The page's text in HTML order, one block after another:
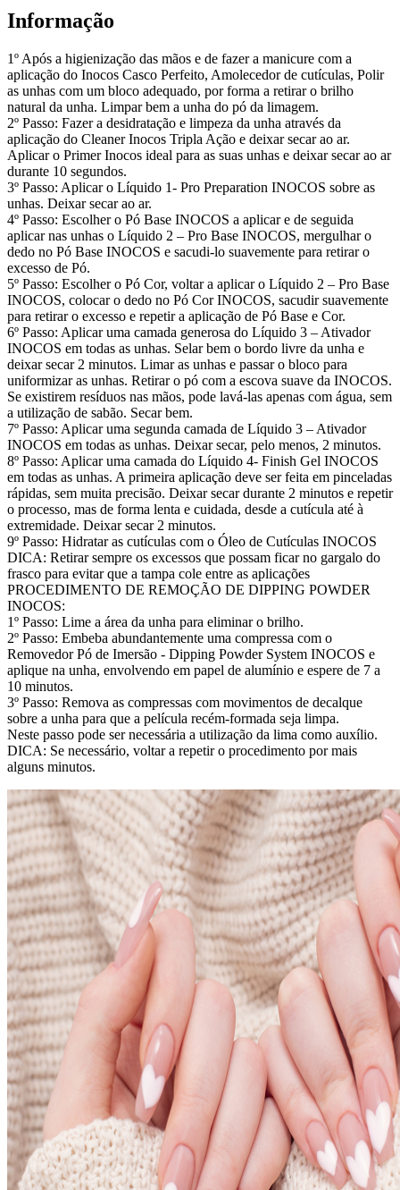
Informação
1º Após a higienização das mãos e de fazer a manicure com a
aplicação do Inocos Casco Perfeito, Amolecedor de cutículas, Polir
as unhas com um bloco adequado, por forma a retirar o brilho
natural da unha. Limpar bem a unha do pó da limagem.
2º Passo: Fazer a desidratação e limpeza da unha através da
aplicação do Cleaner Inocos Tripla Ação e deixar secar ao ar.
Aplicar o Primer Inocos ideal para as suas unhas e deixar secar ao ar
durante 10 segundos.
3º Passo: Aplicar o Líquido 1- Pro Preparation INOCOS sobre as
unhas. Deixar secar ao ar.
4º Passo: Escolher o Pó Base INOCOS a aplicar e de seguida
aplicar nas unhas o Líquido 2 – Pro Base INOCOS, mergulhar o
dedo no Pó Base INOCOS e sacudi-lo suavemente para retirar o
excesso de Pó.
5º Passo: Escolher o Pó Cor, voltar a aplicar o Líquido 2 – Pro Base
INOCOS, colocar o dedo no Pó Cor INOCOS, sacudir suavemente
para retirar o excesso e repetir a aplicação de Pó Base e Cor.
6º Passo: Aplicar uma camada generosa do Líquido 3 – Ativador
INOCOS em todas as unhas. Selar bem o bordo livre da unha e
deixar secar 2 minutos. Limar as unhas e passar o bloco para
uniformizar as unhas. Retirar o pó com a escova suave da INOCOS.
Se existirem resíduos nas mãos, pode lavá-las apenas com água, sem
a utilização de sabão. Secar bem.
7º Passo: Aplicar uma segunda camada de Líquido 3 – Ativador
INOCOS em todas as unhas. Deixar secar, pelo menos, 2 minutos.
8º Passo: Aplicar uma camada do Líquido 4- Finish Gel INOCOS
em todas as unhas. A primeira aplicação deve ser feita em pinceladas
rápidas, sem muita precisão. Deixar secar durante 2 minutos e repetir
o processo, mas de forma lenta e cuidada, desde a cutícula até à
extremidade. Deixar secar 2 minutos.
9º Passo: Hidratar as cutículas com o Óleo de Cutículas INOCOS
DICA: Retirar sempre os excessos que possam ficar no gargalo do
frasco para evitar que a tampa cole entre as aplicações
PROCEDIMENTO DE REMOÇÃO DE DIPPING POWDER
INOCOS:
1º Passo: Lime a área da unha para eliminar o brilho.
2º Passo: Embeba abundantemente uma compressa com o
Removedor Pó de Imersão - Dipping Powder System INOCOS e
aplique na unha, envolvendo em papel de alumínio e espere de 7 a
10 minutos.
3º Passo: Remova as compressas com movimentos de decalque
sobre a unha para que a película recém-formada seja limpa.
Neste passo pode ser necessária a utilização da lima como auxílio.
DICA: Se necessário, voltar a repetir o procedimento por mais
alguns minutos.